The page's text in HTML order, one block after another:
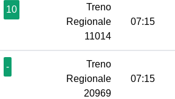
10
Treno
Regionale
11014
07:15
-
Treno
Regionale
20969
07:15